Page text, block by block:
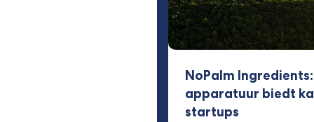
NoPalm
apparatuur biedt
startups